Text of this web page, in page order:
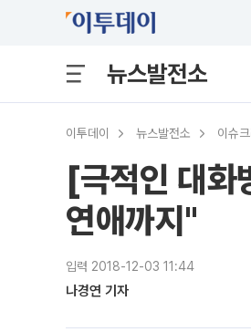
뉴스발전소
이투데이 뉴스발전소 이슈
[극적인 대화
연애까지"
입력 2018-12-03 11:44
나경연 기자